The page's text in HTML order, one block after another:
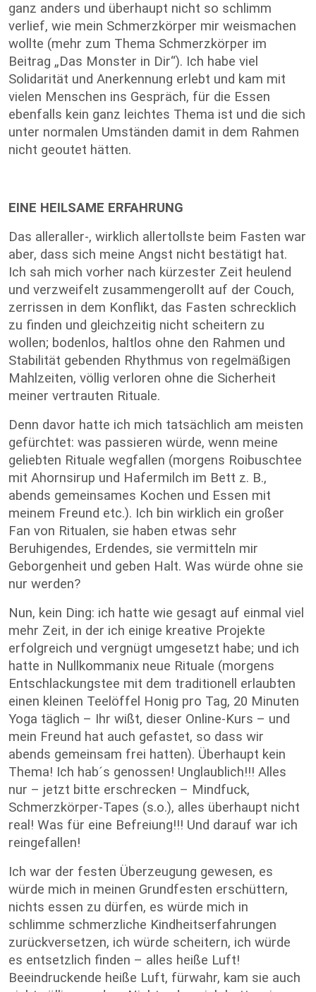
ganz anders und überhaupt nicht so schlimm
verlief, wie mein Schmerzkörper mir weismachen
wollte (mehr zum Thema Schmerzkörper im
Beitrag „Das Monster in Dir“). Ich habe viel
Solidarität und Anerkennung erlebt und kam mit
vielen Menschen ins Gespräch, für die Essen
ebenfalls kein ganz leichtes Thema ist und die sich
unter normalen Umständen damit in dem Rahmen
nicht geoutet hätten.
EINE HEILSAME ERFAHRUNG
Das alleraller-, wirklich allertollste beim Fasten war
aber, dass sich meine Angst nicht bestätigt hat.
Ich sah mich vorher nach kürzester Zeit heulend
und verzweifelt zusammengerollt auf der Couch,
zerrissen in dem Konflikt, das Fasten schrecklich
zu finden und gleichzeitig nicht scheitern zu
wollen; bodenlos, haltlos ohne den Rahmen und
Stabilität gebenden Rhythmus von regelmäßigen
Mahlzeiten, völlig verloren ohne die Sicherheit
meiner vertrauten Rituale.
Denn davor hatte ich mich tatsächlich am meisten
gefürchtet: was passieren würde, wenn meine
geliebten Rituale wegfallen (morgens Roibuschtee
mit Ahornsirup und Hafermilch im Bett z. B.,
abends gemeinsames Kochen und Essen mit
meinem Freund etc.). Ich bin wirklich ein großer
Fan von Ritualen, sie haben etwas sehr
Beruhigendes, Erdendes, sie vermitteln mir
Geborgenheit und geben Halt. Was würde ohne sie
nur werden?
Nun, kein Ding: ich hatte wie gesagt auf einmal viel
mehr Zeit, in der ich einige kreative Projekte
erfolgreich und vergnügt umgesetzt habe; und ich
hatte in Nullkommanix neue Rituale (morgens
Entschlackungstee mit dem traditionell erlaubten
einen kleinen Teelöffel Honig pro Tag, 20 Minuten
Yoga täglich – Ihr wißt, dieser Online-Kurs – und
mein Freund hat auch gefastet, so dass wir
abends gemeinsam frei hatten). Überhaupt kein
Thema! Ich hab´s genossen! Unglaublich!!! Alles
nur – jetzt bitte erschrecken – Mindfuck,
Schmerzkörper-Tapes (s.o.), alles überhaupt nicht
real! Was für eine Befreiung!!! Und darauf war ich
reingefallen!
Ich war der festen Überzeugung gewesen, es
würde mich in meinen Grundfesten erschüttern,
nichts essen zu dürfen, es würde mich in
schlimme schmerzliche Kindheitserfahrungen
zurückversetzen, ich würde scheitern, ich würde
es entsetzlich finden – alles heiße Luft!
Beeindruckende heiße Luft, fürwahr, kam sie auch